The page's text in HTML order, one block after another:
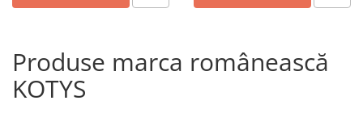
Produse marca românească
KOTYS